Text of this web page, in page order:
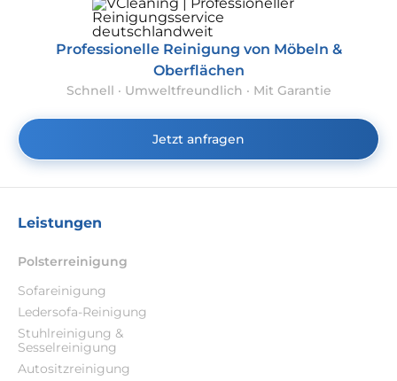
Professionelle Reinigung von Möbeln &
Oberflächen
Schnell · Umweltfreundlich · Mit Garantie
Jetzt anfragen
Leistungen
Polsterreinigung
Sofareinigung
Ledersofa-Reinigung
Stuhlreinigung &
Sesselreinigung
Autositzreinigung